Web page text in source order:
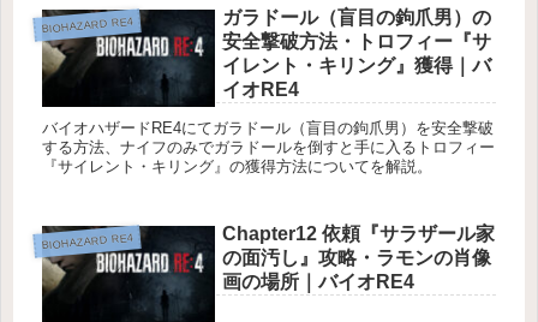
BIOHAZARD RE4
ガラドール（盲目の鉤爪男）の
安全撃破方法・トロフィー『サ
イレント・キリング』獲得｜バ
イオRE4
バイオハザードRE4にてガラドール（盲目の鉤爪男）を安全撃破
する方法、ナイフのみでガラドールを倒すと手に入るトロフィー
『サイレント・キリング』の獲得方法についてを解説。
BIOHAZARD RE4
Chapter12 依頼『サラザール家
の面汚し』攻略・ラモンの肖像
画の場所｜バイオRE4